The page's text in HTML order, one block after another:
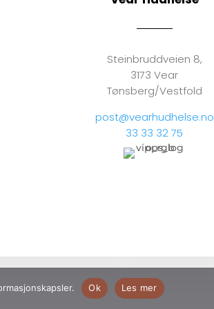
Steinbruddveien 8,
3173 Vear
Tønsberg/Vestfold
post@vearhudhelse.no
33 33 32 75
Ok Les mer